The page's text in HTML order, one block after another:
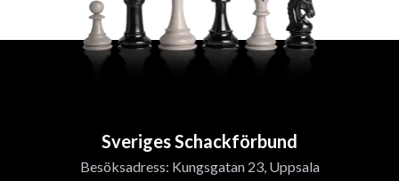
Sveriges Schackförbund
Besöksadress: Kungsgatan 23, Uppsala